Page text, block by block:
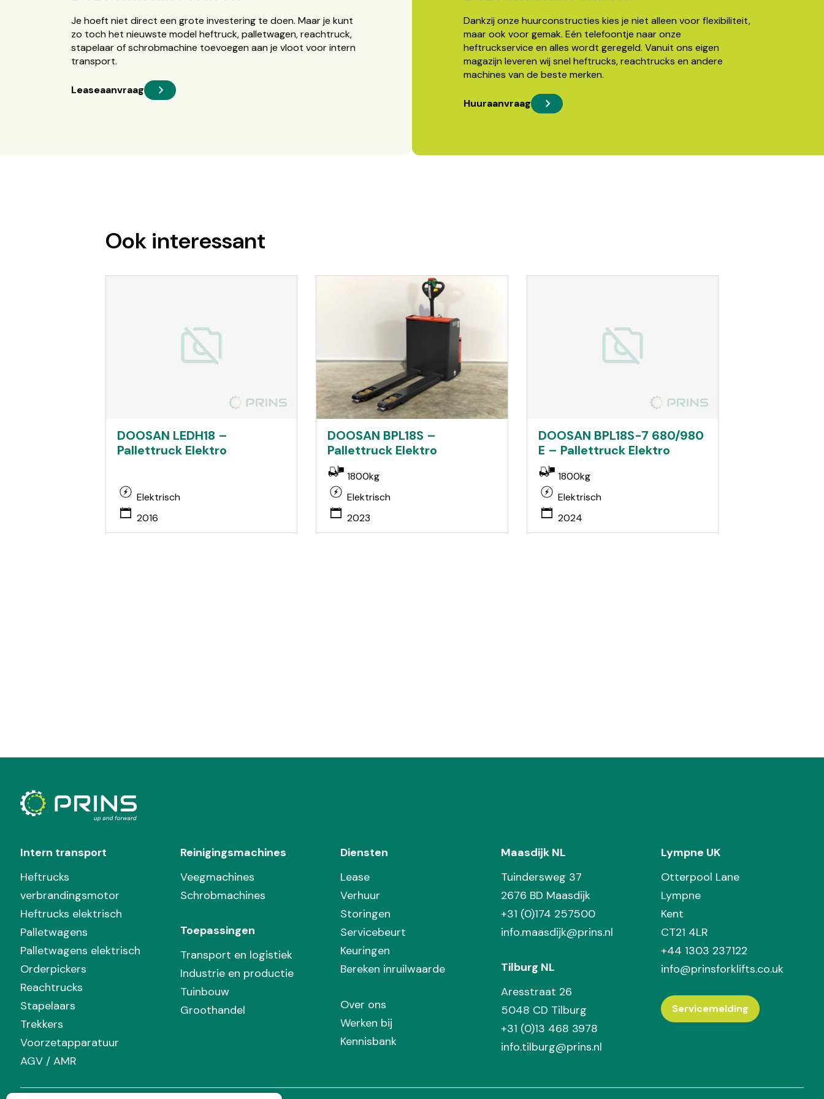
Je hoeft niet direct een grote investering te doen. Maar je kunt
zo toch het nieuwste model heftruck, palletwagen, reachtruck,
stapelaar of schrobmachine toevoegen aan je vloot voor intern
transport.
Leaseaanvraag
Dankzij onze huurconstructies kies je niet alleen voor flexibiliteit,
maar ook voor gemak. Eén telefoontje naar onze
heftruckservice en alles wordt geregeld. Vanuit ons eigen
magazijn leveren wij snel heftrucks, reachtrucks en andere
machines van de beste merken.
Huuraanvraag
Ook interessant
DOOSAN LEDH18 –
Pallettruck Elektro
Elektrisch
2016
DOOSAN BPL18S –
Pallettruck Elektro
1800kg
Elektrisch
2023
DOOSAN BPL18S-7 680/980
E – Pallettruck Elektro
1800kg
Elektrisch
2024
Intern transport
Heftrucks
verbrandingsmotor
Heftrucks elektrisch
Palletwagens
Palletwagens elektrisch
Orderpickers
Reachtrucks
Stapelaars
Trekkers
Voorzetapparatuur
AGV / AMR
Reinigingsmachines
Veegmachines
Schrobmachines
Toepassingen
Transport en logistiek
Industrie en productie
Tuinbouw
Groothandel
Diensten
Lease
Verhuur
Storingen
Servicebeurt
Keuringen
Bereken inruilwaarde
Over ons
Werken bij
Kennisbank
Maasdijk NL
Tuindersweg 37
2676 BD Maasdijk
+31 (0)174 257500
info.maasdijk@prins.nl
Tilburg NL
Aresstraat 26
5048 CD Tilburg
+31 (0)13 468 3978
info.tilburg@prins.nl
Lympne UK
Otterpool Lane
Lympne
Kent
CT21 4LR
+44 1303 237122
info@prinsforklifts.co.uk
Servicemelding